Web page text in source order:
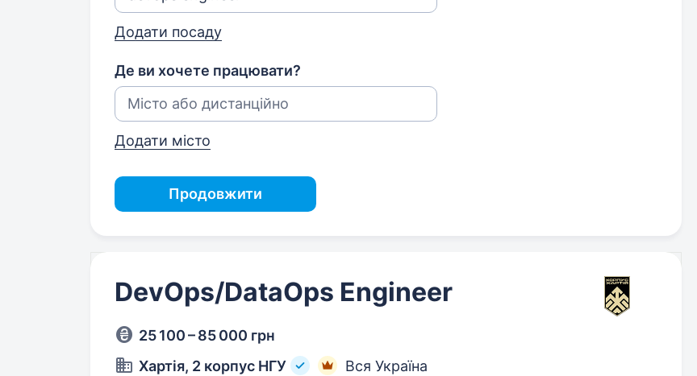
Додати посаду
Де ви хочете працювати?
Додати місто
Продовжити
DevOps/DataOps Engineer
25 100 – 85 000 грн
Хартія, 2 корпус НГУ
Вся Україна